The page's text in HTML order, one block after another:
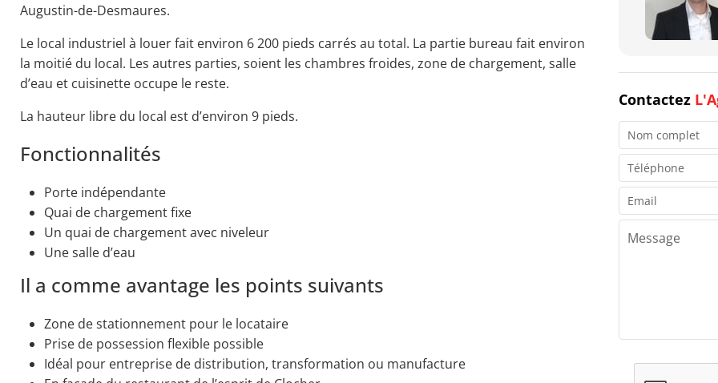
Augustin-de-Desmaures.
Le local industriel à louer fait environ 6 200 pieds carrés au total. La partie bureau fait environ
la moitié du local. Les autres parties, soient les chambres froides, zone de chargement, salle
d’eau et cuisinette occupe le reste.
La hauteur libre du local est d’environ 9 pieds.
Fonctionnalités
Porte indépendante
Quai de chargement fixe
Un quai de chargement avec niveleur
Une salle d’eau
Il a comme avantage les points suivants
Zone de stationnement pour le locataire
Prise de possession flexible possible
Idéal pour entreprise de distribution, transformation ou manufacture
Contactez